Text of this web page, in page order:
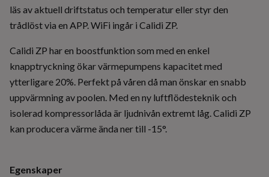
läs av aktuell driftstatus och temperatur eller styr den
trådlöst via en APP. WiFi ingår i Calidi ZP.
Calidi ZP har en boostfunktion som med en enkel
knapptryckning ökar värmepumpens kapacitet med
ytterligare 20%. Perfekt på våren då man önskar en snabb
uppvärmning av poolen. Med en ny luftflödesteknik och
isolerad kompressorlåda är ljudnivån extremt låg. Calidi ZP
kan producera värme ända ner till -15°.
Egenskaper